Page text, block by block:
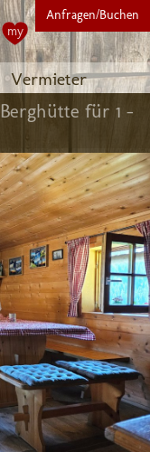
Vermieter
Anfragen/Buchen
my
Berghütte für 1 -